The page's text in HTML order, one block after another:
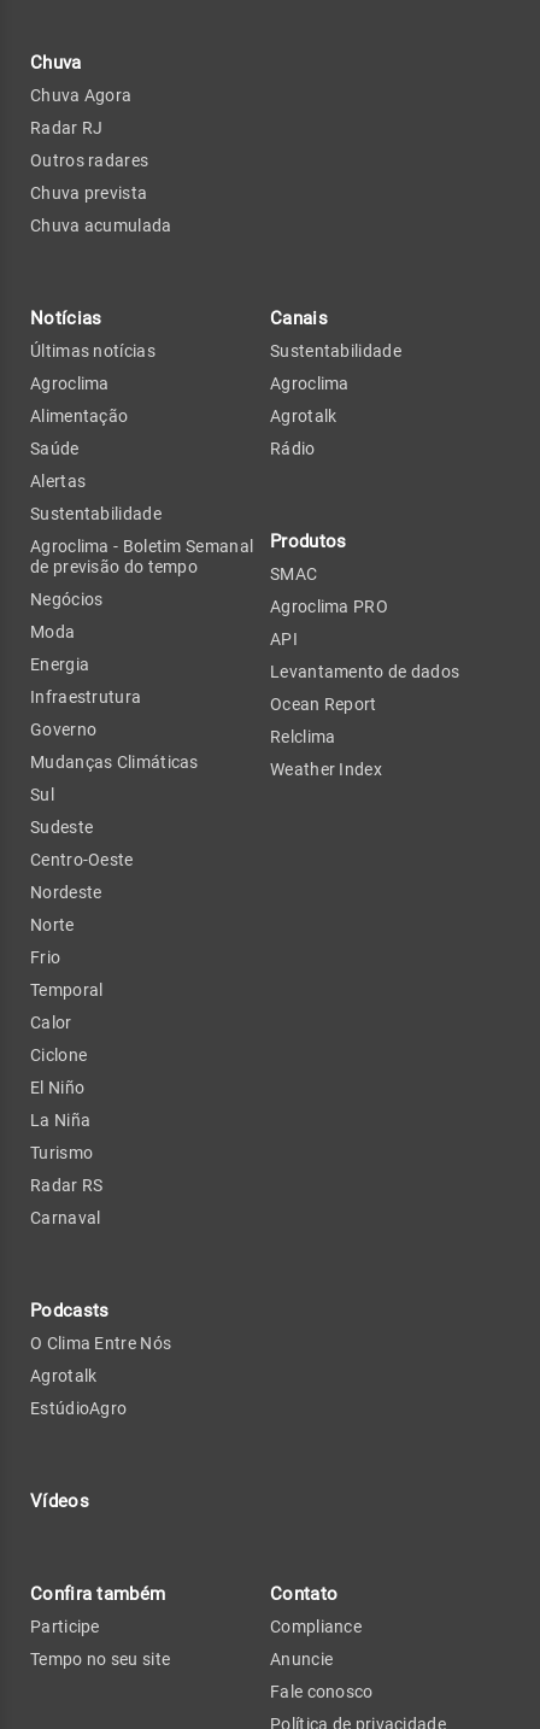
Chuva
Chuva Agora
Radar RJ
Outros radares
Chuva prevista
Chuva acumulada
Notícias
Últimas notícias
Agroclima
Alimentação
Saúde
Alertas
Sustentabilidade
Agroclima - Boletim Semanal
de previsão do tempo
Negócios
Moda
Energia
Infraestrutura
Governo
Mudanças Climáticas
Sul
Sudeste
Centro-Oeste
Nordeste
Norte
Frio
Temporal
Calor
Ciclone
El Niño
La Niña
Turismo
Radar RS
Carnaval
Podcasts
O Clima Entre Nós
Agrotalk
EstúdioAgro
Vídeos
Canais
Sustentabilidade
Agroclima
Agrotalk
Rádio
Produtos
SMAC
Agroclima PRO
API
Levantamento de dados
Ocean Report
Relclima
Weather Index
Confira também
Participe
Tempo no seu site
Contato
Compliance
Anuncie
Fale conosco
Política de privacidade